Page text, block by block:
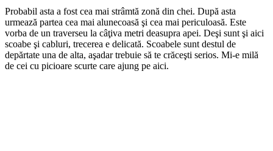
Probabil asta a fost cea mai strâmtă zonă din chei. După asta
urmează partea cea mai alunecoasă şi cea mai periculoasă. Este
vorba de un traverseu la câţiva metri deasupra apei. Deşi sunt şi aici
scoabe şi cabluri, trecerea e delicată. Scoabele sunt destul de
depărtate una de alta, aşadar trebuie să te crăceşti serios. Mi-e milă
de cei cu picioare scurte care ajung pe aici.